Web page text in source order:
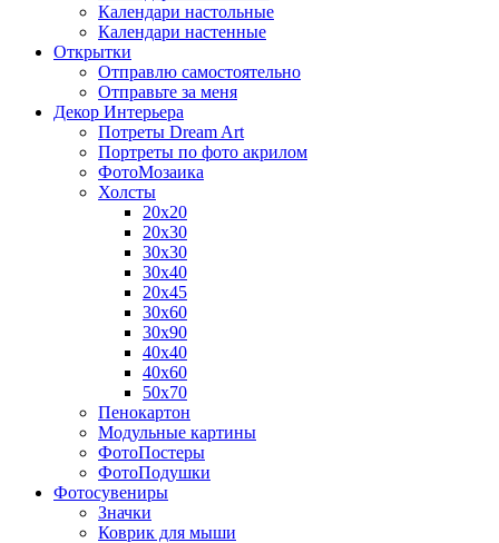
Календари настольные
Календари настенные
Открытки
Отправлю самостоятельно
Отправьте за меня
Декор Интерьера
Потреты Dream Art
Портреты по фото акрилом
ФотоМозаика
Холсты
20х20
20х30
30х30
30х40
20х45
30х60
30х90
40х40
40х60
50х70
Пенокартон
Модульные картины
ФотоПостеры
ФотоПодушки
Фотоcувениры
Значки
Коврик для мыши